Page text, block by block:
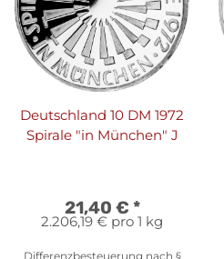
Deutschland 10 DM 1972
Spirale "in München" J
21,40 € *
2.206,19 € pro 1 kg
Differenzbesteuerung nach §